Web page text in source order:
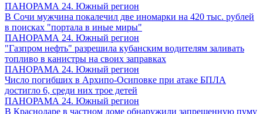
ПАНОРАМА 24. Южный регион
В Сочи мужчина покалечил две иномарки на 420 тыс. рублей
в поисках "портала в иные миры"
ПАНОРАМА 24. Южный регион
"Газпром нефть" разрешила кубанским водителям заливать
топливо в канистры на своих заправках
ПАНОРАМА 24. Южный регион
Число погибших в Архипо-Осиповке при атаке БПЛА
достигло 6, среди них трое детей
ПАНОРАМА 24. Южный регион
В Краснодаре в частном доме обнаружили запрещенную пуму